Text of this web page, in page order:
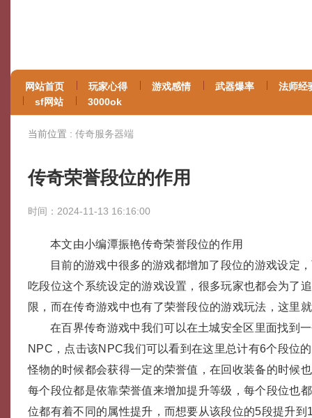
网站首页 玩家心得 游戏感情 武器爆率
法师经
sf网站
3000ok
当前位置 : 传奇服务器端
传奇荣誉段位的作用
时间：2024-11-13 16:16:00
本文由小编潭振艳传奇荣誉段位的作用
目前的游戏中很多的游戏都增加了段位的游戏设定
吃段位这个系统设定的游戏设置，很多玩家也都会为了
限，而在传奇游戏中也有了荣誉段位的游戏玩法，这里
在百界传奇游戏中我们可以在土城安全区里面找到
NPC，点击该NPC我们可以看到在这里总计有6个段位
怪物的时候都会获得一定的荣誉值，在回收装备的时候
每个段位都是依靠荣誉值来增加提升等级，每个段位也
位都有着不同的属性提升，而想要从该段位的5段提升到